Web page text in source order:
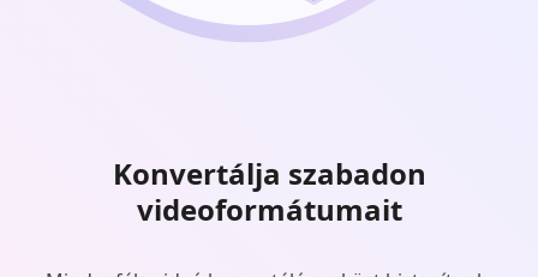
Konvertálja szabadon
videoformátumait